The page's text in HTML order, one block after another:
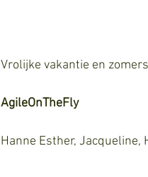
Vrolijke vakantie en
AgileOnTheFly
Hanne Esther, Jacqueline,